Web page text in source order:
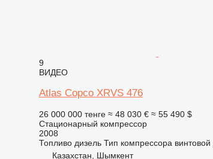
9
ВИДЕО
Atlas Copco XRVS 476
26 000 000 тенге ≈ 48 030 € ≈ 55 490 $
Стационарный компрессор
2008
Топливо дизель Тип компрессора винтовой
Казахстан, Шымкент